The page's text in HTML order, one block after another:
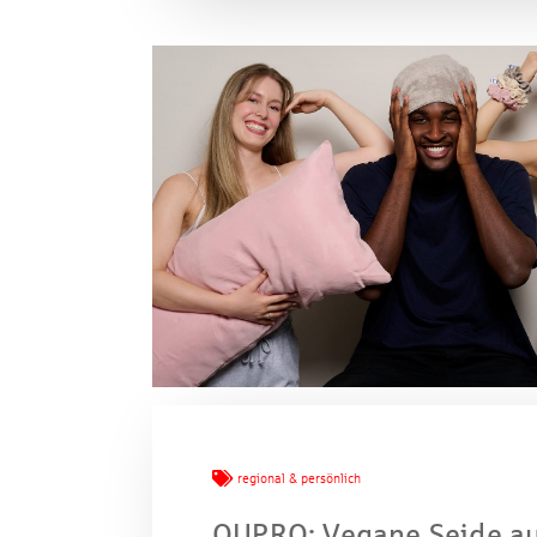
regional & persönlich